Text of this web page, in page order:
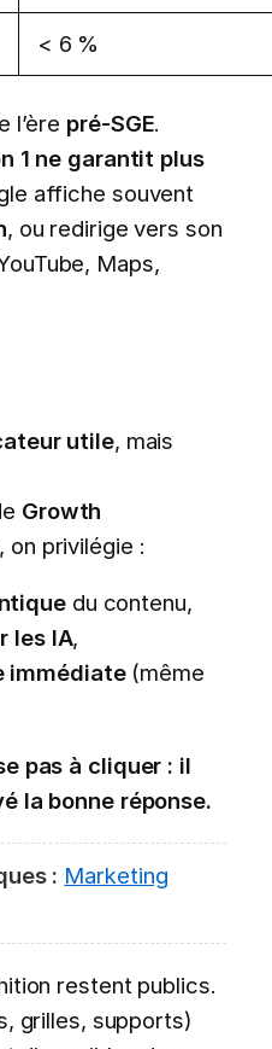
< 6 %
l’ère pré-SGE.
1 ne garantit plus
affiche souvent
, ou redirige vers son
Maps,
utile, mais
Growth
, on privilégie :
du contenu,
les IA,
immédiate(même
pas à cliquer : il
la bonne réponse.
: Marketing
restent publics.
grilles, supports)